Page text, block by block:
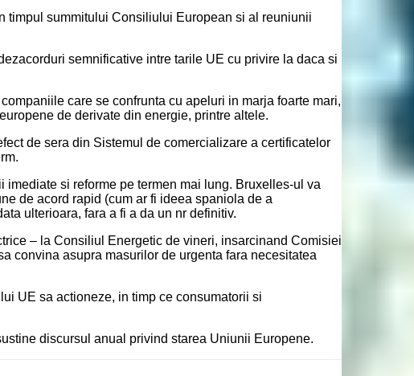
timpul summitului Consiliului European si al reuniunii
semnificative intre tarile UE cu privire la daca si
care se confrunta cu apeluri in marja foarte mari,
de derivate din energie, printre altele.
de sera din Sistemul de comercializare a certificatelor
si reforme pe termen mai lung. Bruxelles-ul va
de acord rapid (cum ar fi ideea spaniola de a
ulterioara, fara a fi a da un nr definitiv.
– la Consiliul Energetic de vineri, insarcinand Comisiei
convina asupra masurilor de urgenta fara necesitatea
UE sa actioneze, in timp ce consumatorii si
discursul anual privind starea Uniunii Europene.